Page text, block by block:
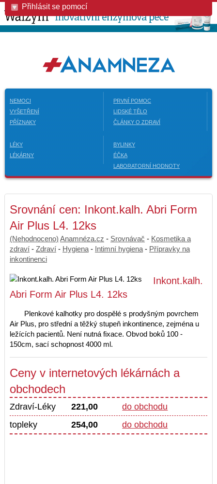
Přihlásit se pomocí
NEMOCI
VYŠETŘENÍ
PŘÍZNAKY
PRVNÍ POMOC
LIDSKÉ TĚLO
ČLÁNKY O ZDRAVÍ
LÉKY
LÉKÁRNY
BYLINKY
ÉČKA
LABORATORNÍ HODNOTY
Srovnání cen: Inkont.kalh. Abri Form
Air Plus L4. 12ks
(Nehodnoceno) Anamnéza.cz - Srovnávač - Kosmetika a
zdraví - Zdraví - Hygiena - Intimní hygiena - Přípravky na
inkontinenci
Inkont.kalh.
Abri Form Air Plus L4. 12ks
Plenkové kalhotky pro dospělé s prodyšným povrchem
Air Plus, pro střední a těžký stupeň inkontinence, zejména u
ležících pacientů. Není nutná fixace. Obvod boků 100 -
150cm, sací schopnost 4000 ml.
Ceny v internetových lékárnách a
obchodech
Zdraví-Léky 221,00
do obchodu
topleky
254,00 do obchodu